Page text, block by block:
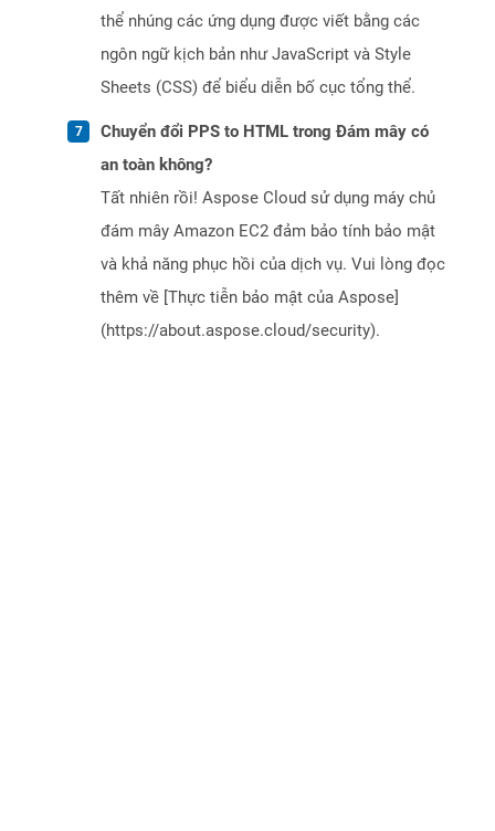
thể nhúng các ứng dụng được viết bằng các
ngôn ngữ kịch bản như JavaScript và Style
Sheets (CSS) để biểu diễn bố cục tổng thể.
Chuyển đổi PPS to HTML trong Đám mây có
an toàn không?
Tất nhiên rồi! Aspose Cloud sử dụng máy chủ
đám mây Amazon EC2 đảm bảo tính bảo mật
và khả năng phục hồi của dịch vụ. Vui lòng đọc
thêm về [Thực tiễn bảo mật của Aspose]
(https://about.aspose.cloud/security).